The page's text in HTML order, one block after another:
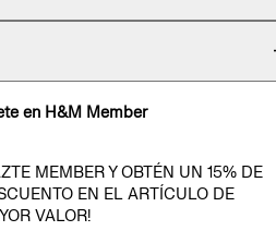
en H&M Member
MEMBER Y OBTÉN UN 15% DE
EN EL ARTÍCULO DE
VALOR!